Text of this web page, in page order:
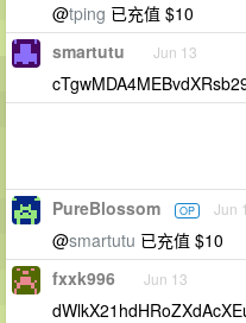
@tping 已充值 $10
smartutu Jun 13
PureBlossom OP Jun
@smartutu 已充值 $10
fxxk996 Jun 13